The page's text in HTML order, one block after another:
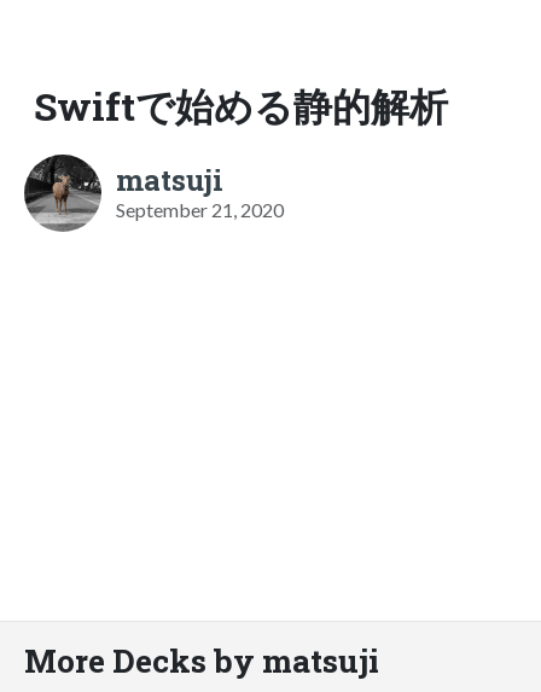
Swiftで始める静的解析
matsuji
September 21, 2020
More Decks by matsuji